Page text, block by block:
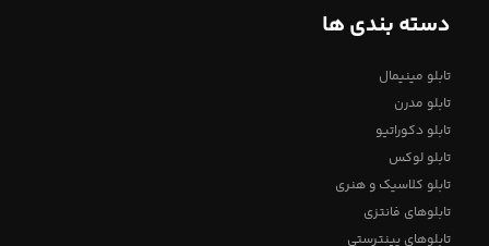
دسته بندی ها
تابلو مینیمال
تابلو مدرن
تابلو دکوراتیو
تابلو لوکس
تابلو کلاسیک و هنری
تابلوهای فانتزی
تابلوهای پینترستی